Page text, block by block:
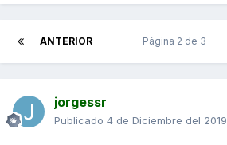
ANTERIOR Página 2 de 3
jorgessr
Publicado 4 de Diciembre del 2019